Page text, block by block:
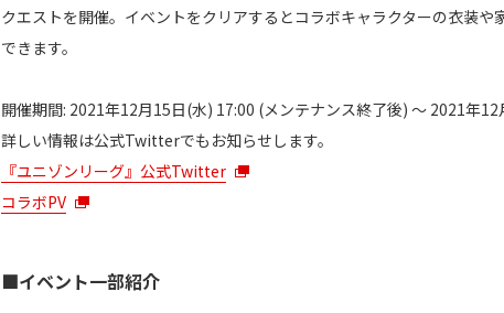
クエストを開催。イベントをクリアするとコラボキャラクターの衣装
できます。
開催期間: 2021年12月15日(水) 17:00 (メンテナンス終了後) ～ 2021年
詳しい情報は公式Twitterでもお知らせします。
『ユニゾンリーグ』公式Twitter
コラボPV
■イベント一部紹介